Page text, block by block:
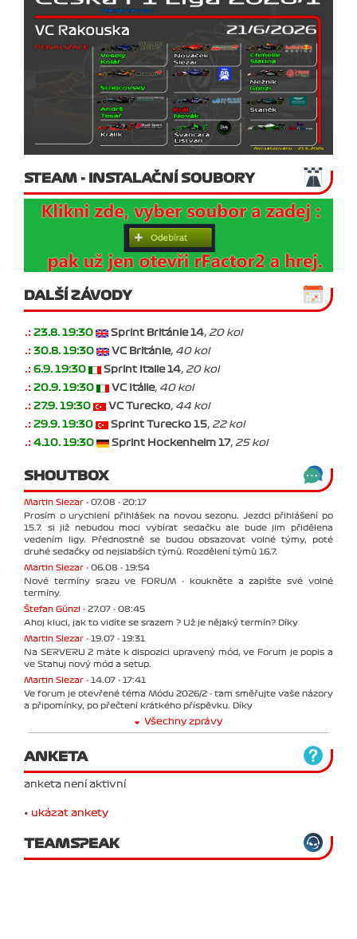
STEAM - INSTALAČNÍ SOUBORY
DALŠÍ ZÁVODY
.: 23.8. 19:30 Sprint Británie 14, 20 kol
.: 30.8. 19:30 VC Británie, 40 kol
.: 6.9. 19:30 Sprint Italie 14, 20 kol
.: 20.9. 19:30 VC Itálie, 40 kol
.: 27.9. 19:30 VC Turecko, 44 kol
.: 29.9. 19:30 Sprint Turecko 15, 22 kol
.: 4.10. 19:30 Sprint Hockenheim 17, 25 kol
SHOUTBOX
Martin Slezar - 07.08 - 20:17
Prosím o urychlení přihlášek na novou sezonu. Jezdci přihlášení po
15.7. si již nebudou moci vybírat sedačku ale bude jim přidělena
vedením ligy. Přednostně se budou obsazovat volné týmy, poté
druhé sedačky od nejslabších týmů. Rozdělení týmů 16.7.
Martin Slezar - 06.08 - 19:54
Nové termíny srazu ve FORUM - koukněte a zapište své volné
termíny.
Štefan Günzl - 27.07 - 08:45
Ahoj kluci, jak to vidíte se srazem ? Už je nějaký termín? Díky
Martin Slezar - 19.07 - 19:31
Na SERVERU 2 máte k dispozici upravený mód, ve Forum je popis a
ve Stahuj nový mód a setup.
Martin Slezar - 14.07 - 17:41
Ve forum je otevřené téma Módu 2026/2 - tam směřujte vaše názory
a připomínky, po přečtení krátkého příspěvku. Díky
Všechny zprávy
ANKETA
anketa není aktivní
• ukázat ankety
TEAMSPEAK